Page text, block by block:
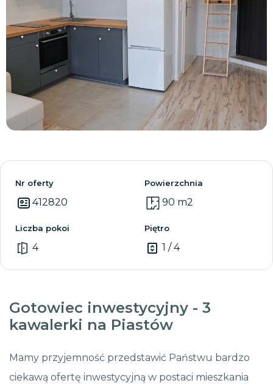
Zobacz wszystkie
Nr oferty
412820
Powierzchnia
90 m2
Liczba pokoi
4
Piętro
1 / 4
Gotowiec inwestycyjny - 3
kawalerki na Piastów
Mamy przyjemność przedstawić Państwu bardzo
ciekawą ofertę inwestycyjną w postaci mieszkania